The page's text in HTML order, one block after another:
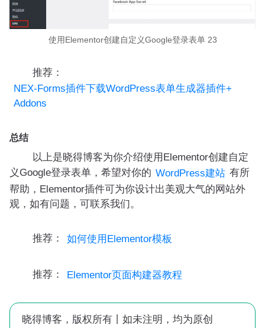
使用Elementor创建自定义Google登录表单 23
推荐：
NEX-Forms插件下载WordPress表单生成器插件+
Addons
总结
以上是晓得博客为你介绍使用Elementor创建自定
义Google登录表单，希望对你的 WordPress建站 有所
帮助，Elementor插件可为你设计出美观大气的网站外
观，如有问题，可联系我们。
推荐： 如何使用Elementor模板
推荐： Elementor页面构建器教程
晓得博客，版权所有丨如未注明，均为原创